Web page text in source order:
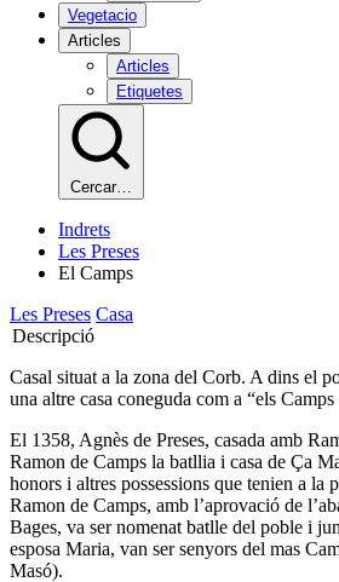
Vegetacio
Articles
Articles
Etiquetes
Cercar…
Indrets
Les Preses
El Camps
Les Preses Casa
Descripció
Casal situat a la zona del Corb. A dins el
una altre casa coneguda com a “els Camps
El 1358, Agnès de Preses, casada amb
Ramon de Camps la batllia i casa de Ça
honors i altres possessions que tenien a la
Ramon de Camps, amb l’aprovació de
Bages, va ser nomenat batlle del poble i
esposa Maria, van ser senyors del mas
Masó).